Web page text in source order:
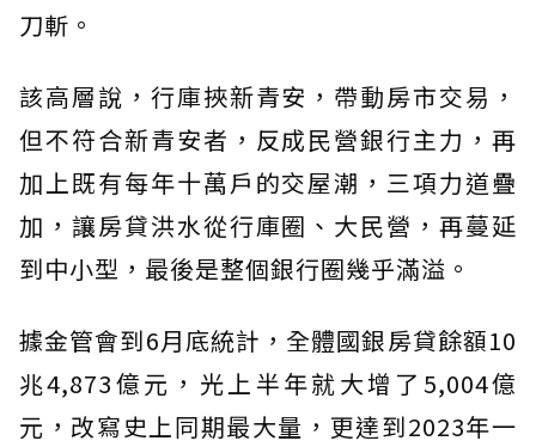
刀斬。
該高層說，行庫挾新青安，帶動房市交易，
但不符合新青安者，反成民營銀行主力，再
加上既有每年十萬戶的交屋潮，三項力道疊
加，讓房貸洪水從行庫圈、大民營，再蔓延
到中小型，最後是整個銀行圈幾乎滿溢。
據金管會到6月底統計，全體國銀房貸餘額10
兆4,873億元，光上半年就大增了5,004億
元，改寫史上同期最大量，更達到2023年一